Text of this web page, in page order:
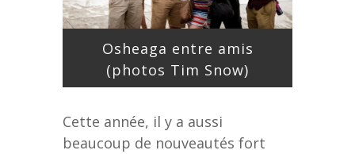
Osheaga entre amis
(photos Tim Snow)
Cette année, il y a aussi
beaucoup de nouveautés fort